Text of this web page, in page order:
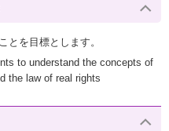
とを目標とします。
to understand the concepts of
the law of real rights